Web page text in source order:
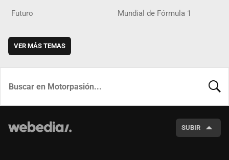
Futuro Mundial de Fórmula 1
VER MÁS TEMAS
SUBIR